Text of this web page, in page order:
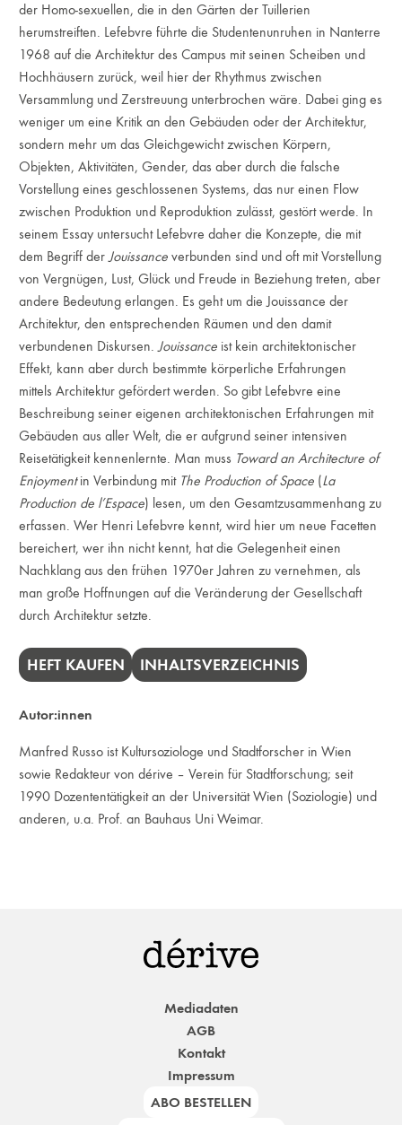
der Homo-sexuellen, die in den Gärten der Tuillerien
herumstreiften. Lefebvre führte die Studentenunruhen in Nanterre
1968 auf die Architektur des Campus mit seinen Scheiben und
Hochhäusern zurück, weil hier der Rhythmus zwischen
Versammlung und Zerstreuung unterbrochen wäre. Dabei ging es
weniger um eine Kritik an den Gebäuden oder der Architektur,
sondern mehr um das Gleichgewicht zwischen Körpern,
Objekten, Aktivitäten, Gender, das aber durch die falsche
Vorstellung eines geschlossenen Systems, das nur einen Flow
zwischen Produktion und Reproduktion zulässt, gestört werde. In
seinem Essay untersucht Lefebvre daher die Konzepte, die mit
dem Begriff derJouissance verbunden sind und oft mit Vorstellung
von Vergnügen, Lust, Glück und Freude in Beziehung treten, aber
andere Bedeutung erlangen. Es geht um die Jouissance der
Architektur, den entsprechenden Räumen und den damit
verbundenen Diskursen.Jouissance ist kein architektonischer
Effekt, kann aber durch bestimmte körperliche Erfahrungen
mittels Architektur gefördert werden. So gibt Lefebvre eine
Beschreibung seiner eigenen architektonischen Erfahrungen mit
Gebäuden aus aller Welt, die er aufgrund seiner intensiven
Reisetätigkeit kennenlernte. Man muss Toward an Architecture of
Enjoymentin Verbindung mit The Production of Space (La
Production de l’Espace) lesen, um den Gesamtzusammenhang zu
erfassen. Wer Henri Lefebvre kennt, wird hier um neue Facetten
bereichert, wer ihn nicht kennt, hat die Gelegenheit einen
Nachklang aus den frühen 1970er Jahren zu vernehmen, als
man große Hoffnungen auf die Veränderung der Gesellschaft
durch Architektur setzte.
HEFT KAUFEN INHALTSVERZEICHNIS
Autor:innen
Manfred Russo ist Kultursoziologe und Stadtforscher in Wien
sowie Redakteur von dérive – Verein für Stadtforschung; seit
1990 Dozententätigkeit an der Universität Wien (Soziologie) und
anderen, u.a. Prof. an Bauhaus Uni Weimar.
Mediadaten
AGB
Kontakt
Impressum
ABO BESTELLEN